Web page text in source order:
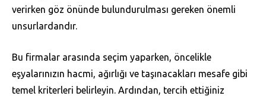
verirken göz önünde bulundurulması gereken önemli
unsurlardandır.
Bu firmalar arasında seçim yaparken, öncelikle
eşyalarınızın hacmi, ağırlığı ve taşınacakları mesafe gibi
temel kriterleri belirleyin. Ardından, tercih ettiğiniz